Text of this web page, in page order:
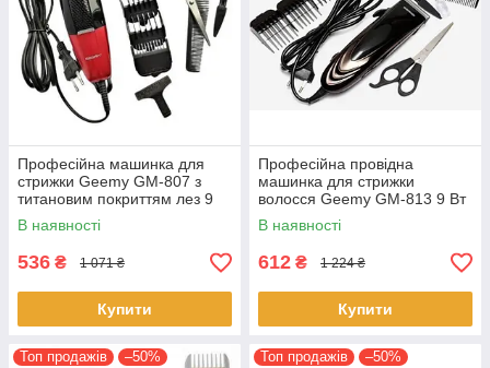
Професійна машинка для
стрижки Geemy GM-807 з
титановим покриттям лез 9
Вт
В наявності
536 ₴ 1 071 ₴
Купити
Професійна провідна
машинка для стрижки
волосся Geemy GM-813 9 Вт
В наявності
612 ₴ 1 224 ₴
Купити
Топ продажів –50% Топ продажів –50%